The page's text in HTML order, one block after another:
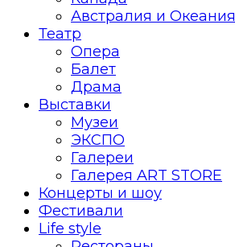
Австралия и Океания
Театр
Опера
Балет
Драма
Выставки
Музеи
ЭКСПО
Галереи
Галерея ART STORE
Концерты и шоу
Фестивали
Life style